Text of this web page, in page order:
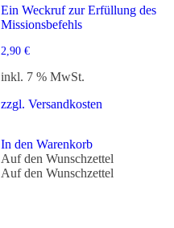
Ein Weckruf zur Erfüllung des
Missionsbefehls
2,90 €
inkl. 7 % MwSt.
zzgl. Versandkosten
In den Warenkorb
Auf den Wunschzettel
Auf den Wunschzettel